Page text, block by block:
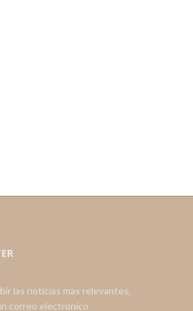
las noticias mas relevantes,
correo electronico